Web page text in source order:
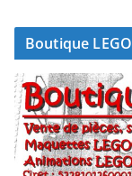
Boutique LEGO